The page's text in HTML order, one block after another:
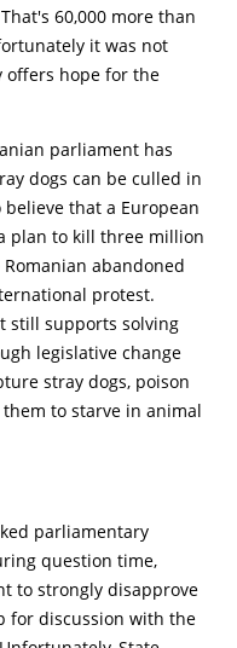
60,000 more than
it was not
offers hope for the
parliament has
dogs can be culled in
that a European
plan to kill three million
abandoned
protest.
still supports solving
legislative change
stray dogs, poison
to starve in animal
parliamentary
question time,
to strongly disapprove
for discussion with the